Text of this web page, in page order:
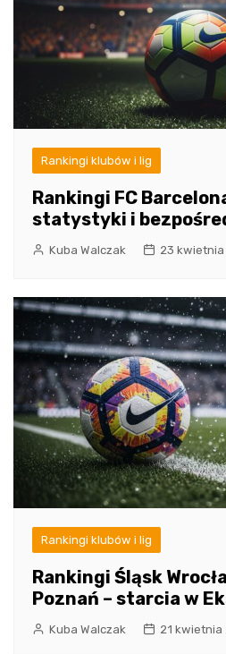
Rankingi klubów i lig
Rankingi FC
statystyki i
Kuba Walczak 23
Rankingi klubów i lig
Rankingi Śląsk
Poznań – starcia w
Kuba Walczak 21 kwietnia